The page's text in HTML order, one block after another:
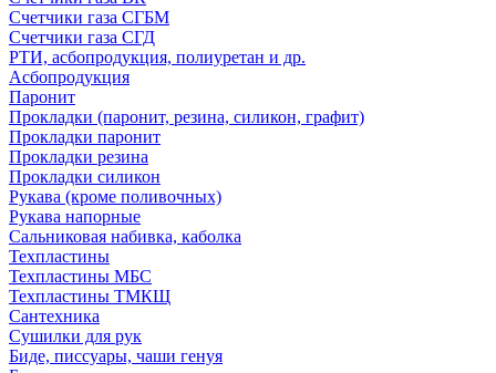
Счетчики газа СГБМ
Счетчики газа СГД
РТИ, асбопродукция, полиуретан и др.
Асбопродукция
Паронит
Прокладки (паронит, резина, силикон, графит)
Прокладки паронит
Прокладки резина
Прокладки силикон
Рукава (кроме поливочных)
Рукава напорные
Сальниковая набивка, каболка
Техпластины
Техпластины МБС
Техпластины ТМКЩ
Сантехника
Сушилки для рук
Биде, писсуары, чаши генуя